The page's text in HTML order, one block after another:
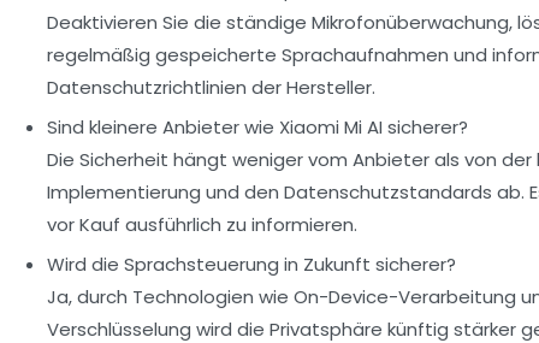
Deaktivieren Sie die ständige Mikrofonüberwachung,
regelmäßig gespeicherte Sprachaufnahmen und
Datenschutzrichtlinien der Hersteller.
Sind kleinere Anbieter wie Xiaomi Mi AI sicherer?
Die Sicherheit hängt weniger vom Anbieter als von der
Implementierung und den Datenschutzstandards ab.
vor Kauf ausführlich zu informieren.
Wird die Sprachsteuerung in Zukunft sicherer?
Ja, durch Technologien wie On-Device-Verarbeitung
Verschlüsselung wird die Privatsphäre künftig stärker